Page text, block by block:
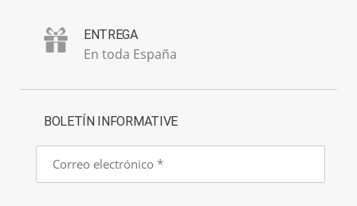
ENTREGA
En toda España
BOLETÍN INFORMATIVE
Correo
electrónico